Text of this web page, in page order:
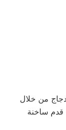
الدجاج من خلال
فهرنهايت). قدم ساخنة